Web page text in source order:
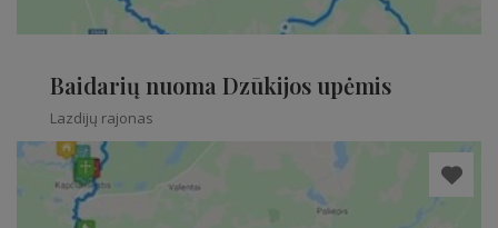
Baidarių nuoma Dzūkijos upėmis
Lazdijų rajonas